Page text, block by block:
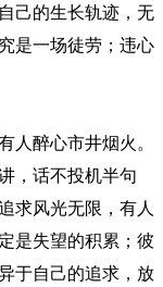
己的生长轨迹，无
是一场徒劳；违心
人醉心市井烟火。
，话不投机半句
求风光无限，有人
是失望的积累；彼
于自己的追求，放